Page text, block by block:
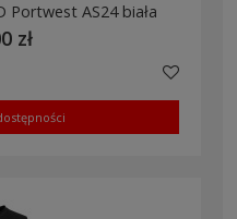
Portwest AS24 biała
zł